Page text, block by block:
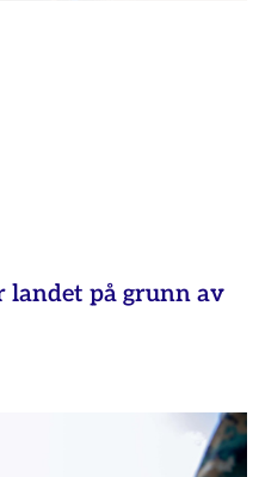
landet på grunn av